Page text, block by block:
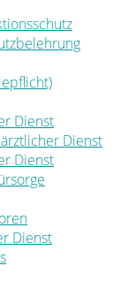
Dienst
Dienst
Dienst
Dienst